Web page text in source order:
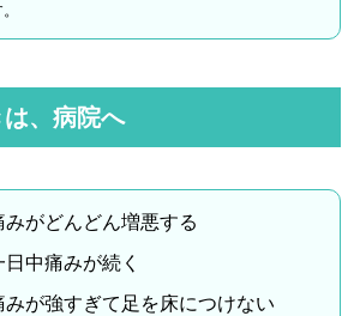
、病院へ
みがどんどん増悪する
日中痛みが続く
みが強すぎて足を床につけない